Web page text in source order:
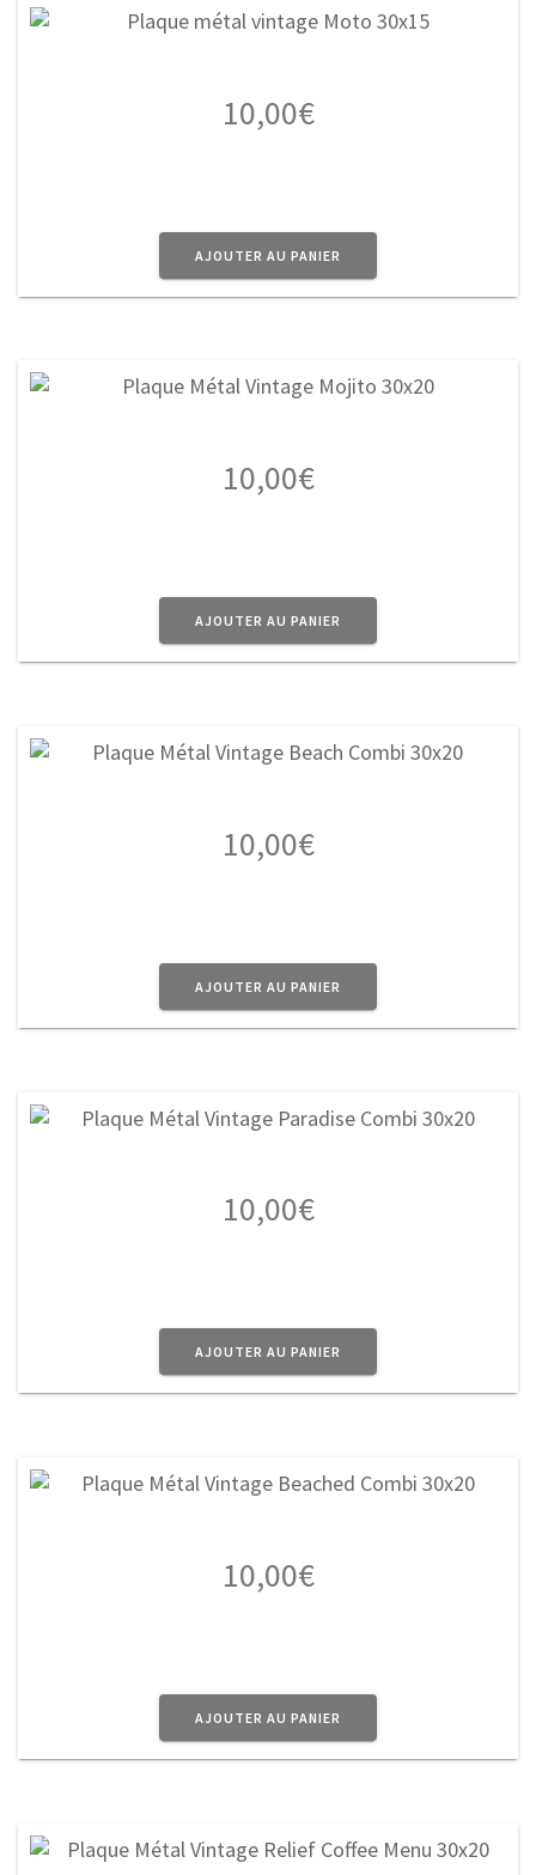
10,00€
AJOUTER AU PANIER
10,00€
AJOUTER AU PANIER
10,00€
AJOUTER AU PANIER
10,00€
AJOUTER AU PANIER
10,00€
AJOUTER AU PANIER